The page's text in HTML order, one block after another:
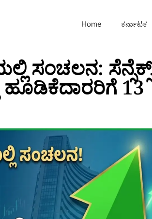
Home ಕರ್ನಾಟಕ
ಸಂಚಲನ: ಸೆನ್ಸೆಕ್ಸ್
13